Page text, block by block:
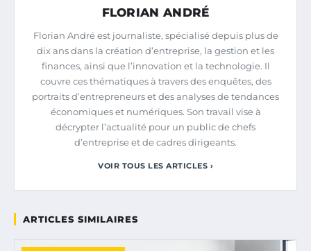
FLORIAN ANDRÉ
Florian André est journaliste, spécialisé depuis plus de
dix ans dans la création d’entreprise, la gestion et les
finances, ainsi que l’innovation et la technologie. Il
couvre ces thématiques à travers des enquêtes, des
portraits d’entrepreneurs et des analyses de tendances
économiques et numériques. Son travail vise à
décrypter l’actualité pour un public de chefs
d’entreprise et de cadres dirigeants.
VOIR TOUS LES ARTICLES ›
ARTICLES SIMILAIRES